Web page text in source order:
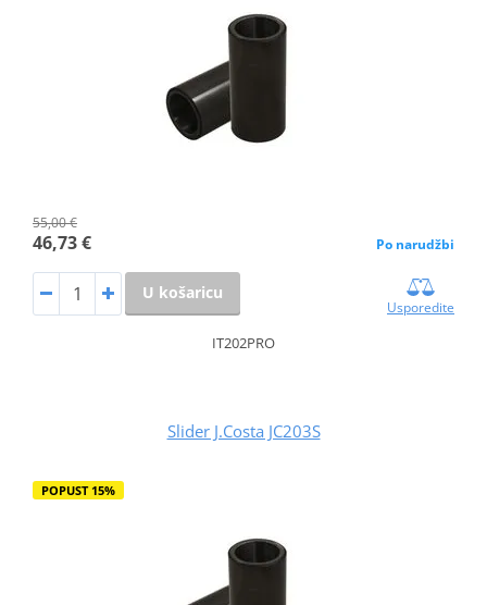
55,00 €
46,73 € Po narudžbi
U košaricu
Usporedite
IT202PRO
Slider J.Costa JC203S
POPUST 15%